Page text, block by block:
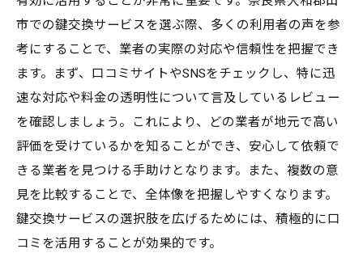
トラブル事例から学ぶ対応策
24時間体制の必要性と利便性
予期せぬトラブルへの備え方
契約時に確認するべき対応プロセス
鍵交換サービスにおける迅速な対応が求められ
る理由
安全確保のための即時対応
迅速なサービス提供のメリット
市での鍵交換サービスを選ぶ際、多くの利用者の声を参
考にすることで、業者の実際の対応や信頼性を把握でき
ます。まず、口コミサイトやSNSをチェックし、特に迅
速な対応や料金の透明性について言及しているレビュー
を確認しましょう。これにより、どの業者が地元で高い
評価を受けているかを知ることができ、安心して依頼で
きる業者を見つける手助けとなります。また、複数の意
見を比較することで、全体像を把握しやすくなります。
鍵交換サービスの選択肢を広げるためには、積極的に口
コミを活用することが効果的です。